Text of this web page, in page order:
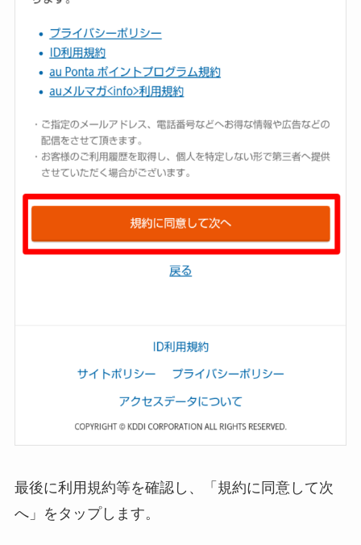
最後に利用規約等を確認し、「規約に同意して次
へ」をタップします。